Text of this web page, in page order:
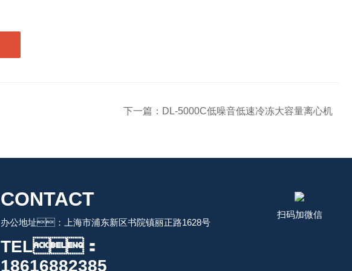
下一篇： DL-5000C低噪音低速冷冻大容量离心机
CONTACT
办公地址：上海市浦东新区书院镇丽正路1628号
TEL：
18616882385
扫码加微信